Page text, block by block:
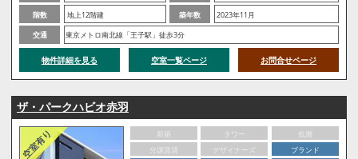
階数
地上12階建 築年数
2023年11月
交通
東京メトロ南北線「王子駅」徒歩3分
物件詳細を見る 空室一覧ページ お問合せページ
ザ・パークハビオ赤羽
新築 タワー
低層
分譲賃貸
デザイナーズ
ブランド